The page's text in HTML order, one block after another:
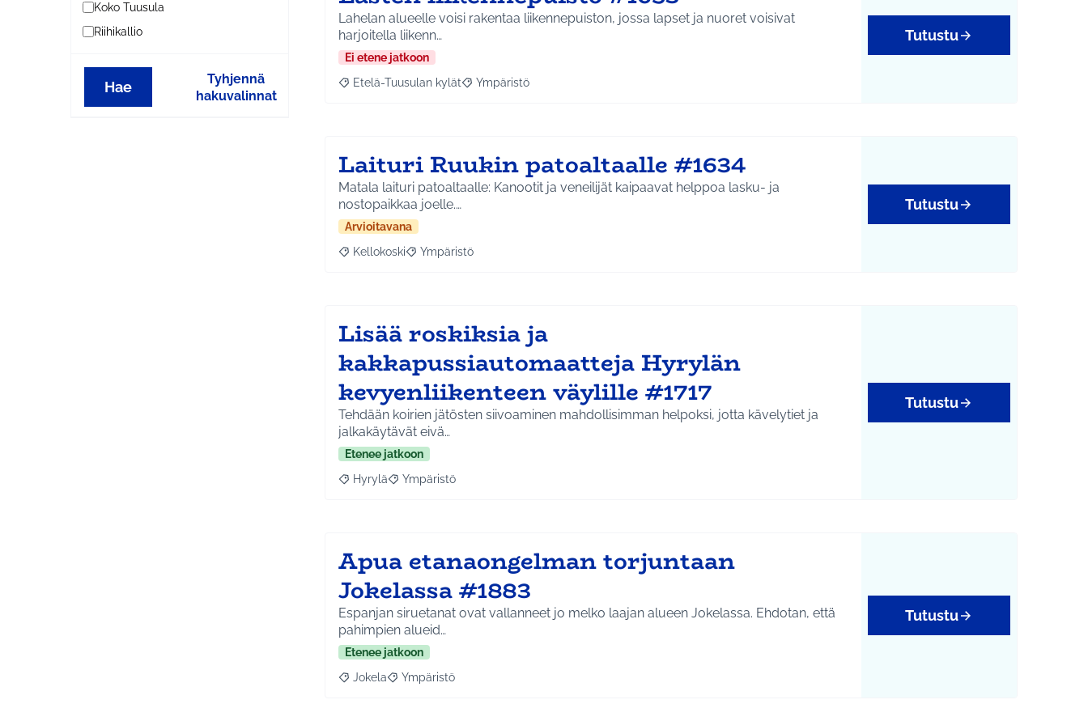
Koko Tuusula
Riihikallio
Hae
Tyhjennä
hakuvalinnat
Lahelan alueelle voisi rakentaa liikennepuiston, jossa lapset ja nuoret voisivat
harjoitella liikenn…
Ei etene jatkoon
Rajaa tulokset aihepiirin mukaan: Etelä-Tuusulan kylät
Etelä-Tuusulan kylät Rajaa tulokset teeman mukaan: Ympäristö
Ympäristö
Tutustu
Laituri Ruukin patoaltaalle #1634
Matala laituri patoaltaalle: Kanootit ja veneilijät kaipaavat helppoa lasku- ja
nostopaikkaa joelle.…
Arvioitavana
Rajaa tulokset aihepiirin mukaan: Kellokoski
Kellokoski Rajaa tulokset teeman mukaan: Ympäristö
Ympäristö
Tutustu
Lisää roskiksia ja
kakkapussiautomaatteja Hyrylän
kevyenliikenteen väylille #1717
Tehdään koirien jätösten siivoaminen mahdollisimman helpoksi, jotta kävelytiet ja
jalkakäytävät eivä…
Etenee jatkoon
Rajaa tulokset aihepiirin mukaan: Hyrylä
Hyrylä Rajaa tulokset teeman mukaan: Ympäristö
Ympäristö
Tutustu
Apua etanaongelman torjuntaan
Jokelassa #1883
Espanjan siruetanat ovat vallanneet jo melko laajan alueen Jokelassa. Ehdotan, että
pahimpien alueid…
Etenee jatkoon
Rajaa tulokset aihepiirin mukaan: Jokela
Jokela Rajaa tulokset teeman mukaan: Ympäristö
Ympäristö
Tutustu